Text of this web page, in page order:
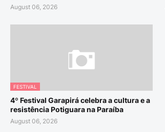
August 06, 2026
FESTIVAL
4º Festival Garapirá celebra a cultura e a
resistência Potiguara na Paraíba
August 06, 2026